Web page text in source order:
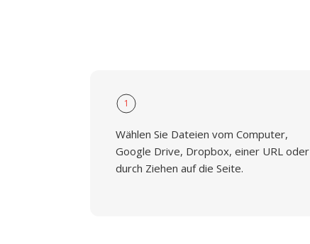
1
Wählen Sie Dateien vom Computer,
Google Drive, Dropbox, einer URL oder
durch Ziehen auf die Seite.